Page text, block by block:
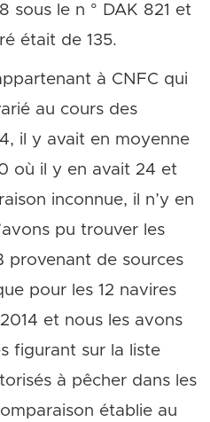
sous le n ° DAK 821 et
était de 135.
à CNFC qui
au cours des
il y avait en moyenne
où il y en avait 24 et
inconnue, il n’y en
pu trouver les
provenant de sources
pour les 12 navires
et nous les avons
figurant sur la liste
à pêcher dans les
établie au